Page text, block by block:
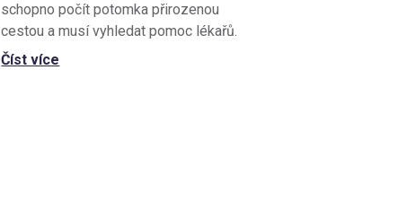
schopno počít potomka přirozenou
cestou a musí vyhledat pomoc lékařů.
Číst více